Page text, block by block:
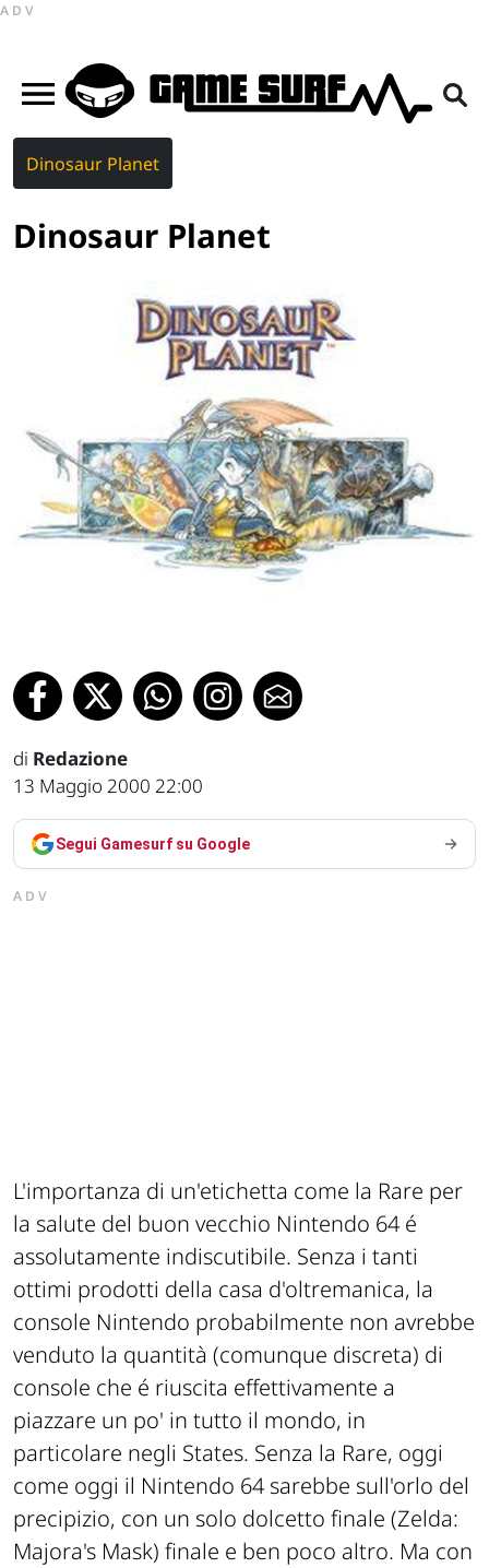
ADV
Dinosaur Planet
Dinosaur Planet
di Redazione
13 Maggio 2000 22:00
Segui Gamesurf su Google
ADV
L'importanza di un'etichetta come la Rare per
la salute del buon vecchio Nintendo 64 é
assolutamente indiscutibile. Senza i tanti
ottimi prodotti della casa d'oltremanica, la
console Nintendo probabilmente non avrebbe
venduto la quantità (comunque discreta) di
console che é riuscita effettivamente a
piazzare un po' in tutto il mondo, in
particolare negli States. Senza la Rare, oggi
come oggi il Nintendo 64 sarebbe sull'orlo del
precipizio, con un solo dolcetto finale (Zelda:
Majora's Mask) finale e ben poco altro. Ma con